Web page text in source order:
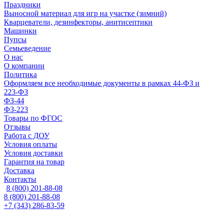
Праздники
Выносной материал для игр на участке (зимний)
Кварцеватели, дезинфекторы, анитисептики
Машинки
Пупсы
Семьеведение
О нас
О компании
Политика
Оформляем все необходимые документы в рамках 44-ФЗ и
223-ФЗ
ФЗ-44
ФЗ-223
Товары по ФГОС
Отзывы
Работа с ДОУ
Условия оплаты
Условия доставки
Гарантия на товар
Доставка
Контакты
8 (800) 201-88-08
8 (800) 201-88-08
+7 (343) 286-83-59